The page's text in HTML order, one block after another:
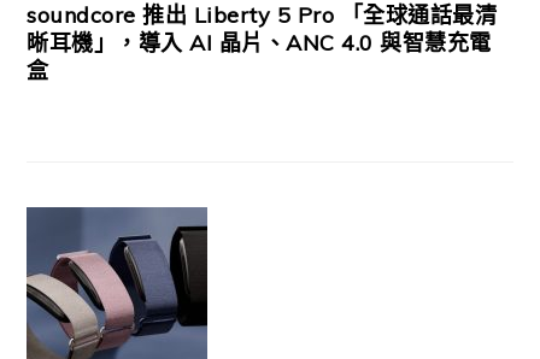
soundcore 推出 Liberty 5 Pro 「全球通話最清
晰耳機」，導入 AI 晶片、ANC 4.0 與智慧充電
盒